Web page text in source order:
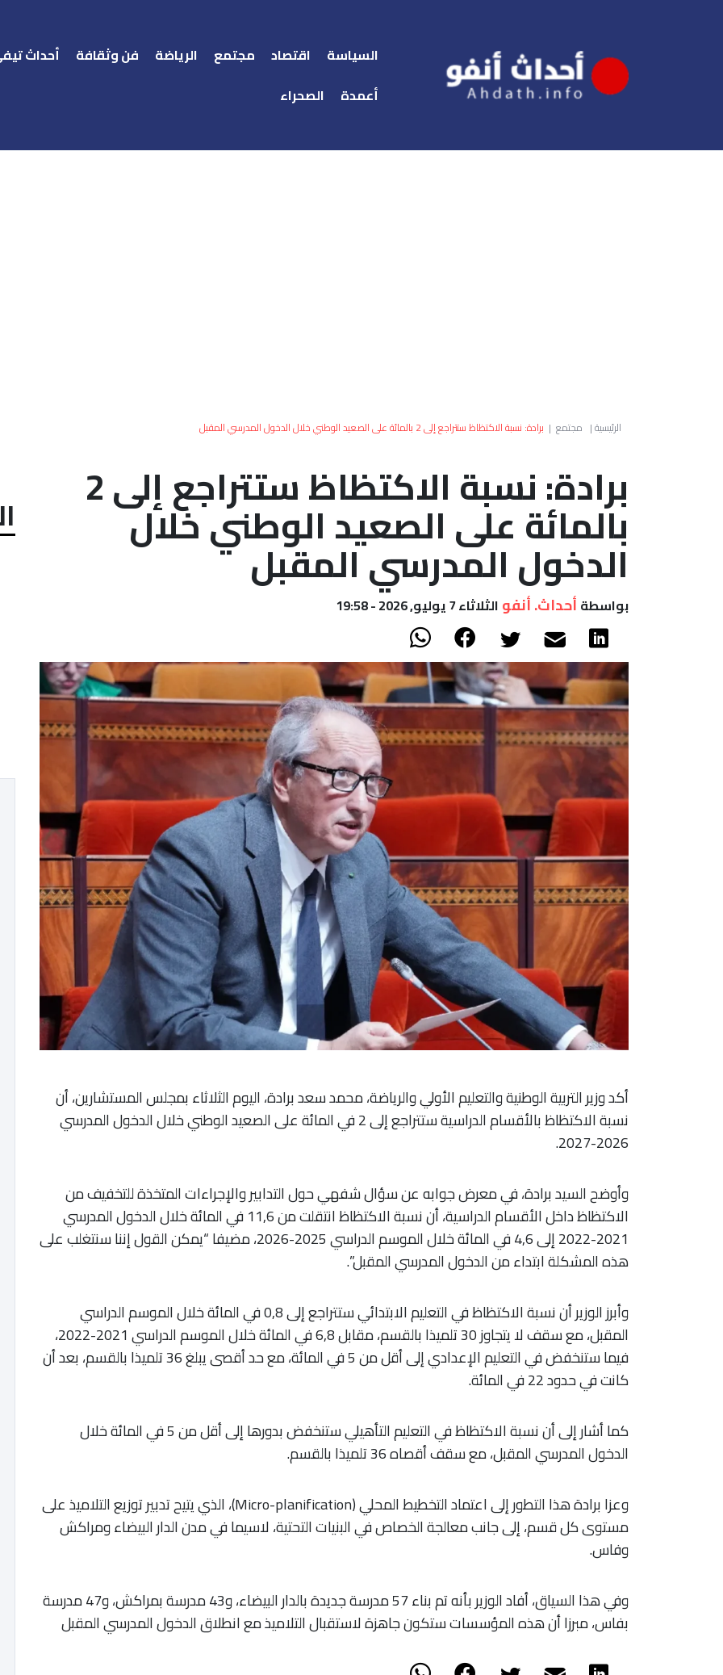
السياسة اقتصاد مجتمع الرياضة فن وثقافة أحداث
أعمدة
الصحراء
الرئيسية| مجتمع | برادة: نسبة الاكتظاظ ستتراجع إلى 2 بالمائة على الصعيد الوطني خلال الدخول المدرسي المقبل
برادة: نسبة الاكتظاظ ستتراجع إلى 2
بالمائة على الصعيد الوطني خلال
الدخول المدرسي المقبل
بواسطة أحداث. أنفو الثلاثاء 7 يوليو, 2026 - 19:58
أكد وزير التربية الوطنية والتعليم الأولي والرياضة، محمد سعد برادة، اليوم الثلاثاء بمجلس المستشارين، أن
نسبة الاكتظاظ بالأقسام الدراسية ستتراجع إلى 2 في المائة على الصعيد الوطني خلال الدخول المدرسي
2026-2027.
وأوضح السيد برادة، في معرض جوابه عن سؤال شفهي حول التدابير والإجراءات المتخذة للتخفيف من
الاكتظاظ داخل الأقسام الدراسية، أن نسبة الاكتظاظ انتقلت من 11,6 في المائة خلال الدخول المدرسي
2021-2022 إلى 4,6 في المائة خلال الموسم الدراسي 2025-2026، مضيفا “يمكن القول إننا سنتغلب على
هذه المشكلة ابتداء من الدخول المدرسي المقبل”.
وأبرز الوزير أن نسبة الاكتظاظ في التعليم الابتدائي ستتراجع إلى 0,8 في المائة خلال الموسم الدراسي
المقبل، مع سقف لا يتجاوز 30 تلميذا بالقسم، مقابل 6,8 في المائة خلال الموسم الدراسي 2021-2022،
فيما ستنخفض في التعليم الإعدادي إلى أقل من 5 في المائة، مع حد أقصى يبلغ 36 تلميذا بالقسم، بعد أن
كانت في حدود 22 في المائة.
كما أشار إلى أن نسبة الاكتظاظ في التعليم التأهيلي ستنخفض بدورها إلى أقل من 5 في المائة خلال
الدخول المدرسي المقبل، مع سقف أقصاه 36 تلميذا بالقسم.
وعزا برادة هذا التطور إلى اعتماد التخطيط المحلي (Micro-planification)، الذي يتيح تدبير توزيع التلاميذ على
مستوى كل قسم، إلى جانب معالجة الخصاص في البنيات التحتية، لاسيما في مدن الدار البيضاء ومراكش
وفاس.
وفي هذا السياق، أفاد الوزير بأنه تم بناء 57 مدرسة جديدة بالدار البيضاء، و43 مدرسة بمراكش، و47 مدرسة
بفاس، مبرزا أن هذه المؤسسات ستكون جاهزة لاستقبال التلاميذ مع انطلاق الدخول المدرسي المقبل